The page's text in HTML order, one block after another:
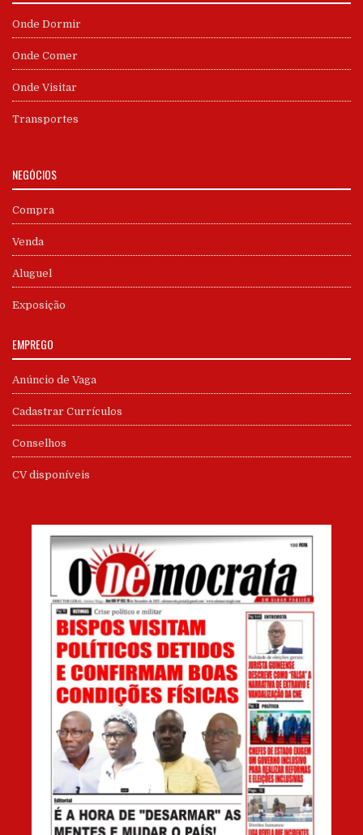
Onde Dormir
Onde Comer
Onde Visitar
Transportes
NEGÓCIOS
Compra
Venda
Aluguel
Exposição
EMPREGO
Anúncio de Vaga
Cadastrar Currículos
Conselhos
CV disponíveis